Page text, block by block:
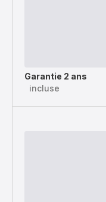
Garantie 2 ans
incluse